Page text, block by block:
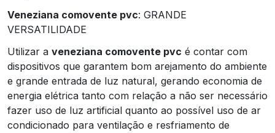
Veneziana comovente pvc: GRANDE
VERSATILIDADE
Utilizar a veneziana comovente pvc é contar com
dispositivos que garantem bom arejamento do ambiente
e grande entrada de luz natural, gerando economia de
energia elétrica tanto com relação a não ser necessário
fazer uso de luz artificial quanto ao possível uso de ar
condicionado para ventilação e resfriamento de